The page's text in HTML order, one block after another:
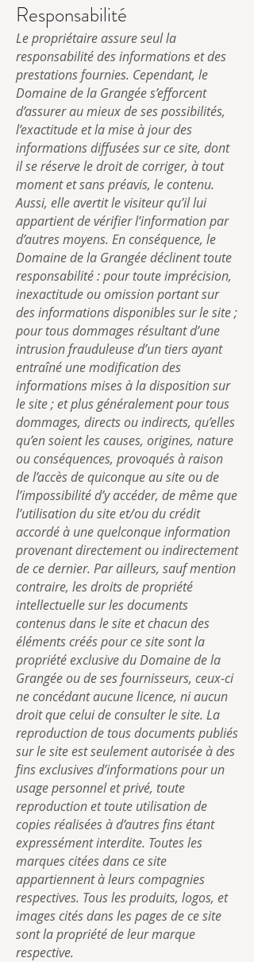
Responsabilité
Le propriétaire assure seul la
responsabilité des informations et des
prestations fournies. Cependant, le
Domaine de la Grangée s’efforcent
d’assurer au mieux de ses possibilités,
l’exactitude et la mise à jour des
informations diffusées sur ce site, dont
il se réserve le droit de corriger, à tout
moment et sans préavis, le contenu.
Aussi, elle avertit le visiteur qu’il lui
appartient de vérifier l’information par
d’autres moyens. En conséquence, le
Domaine de la Grangée déclinent toute
responsabilité : pour toute imprécision,
inexactitude ou omission portant sur
des informations disponibles sur le site ;
pour tous dommages résultant d’une
intrusion frauduleuse d’un tiers ayant
entraîné une modification des
informations mises à la disposition sur
le site ; et plus généralement pour tous
dommages, directs ou indirects, qu’elles
qu’en soient les causes, origines, nature
ou conséquences, provoqués à raison
de l’accès de quiconque au site ou de
l’impossibilité d’y accéder, de même que
l’utilisation du site et/ou du crédit
accordé à une quelconque information
provenant directement ou indirectement
de ce dernier. Par ailleurs, sauf mention
contraire, les droits de propriété
intellectuelle sur les documents
contenus dans le site et chacun des
éléments créés pour ce site sont la
propriété exclusive du Domaine de la
Grangée ou de ses fournisseurs, ceux-ci
ne concédant aucune licence, ni aucun
droit que celui de consulter le site. La
reproduction de tous documents publiés
sur le site est seulement autorisée à des
fins exclusives d’informations pour un
usage personnel et privé, toute
reproduction et toute utilisation de
copies réalisées à d’autres fins étant
expressément interdite. Toutes les
marques citées dans ce site
appartiennent à leurs compagnies
respectives. Tous les produits, logos, et
images cités dans les pages de ce site
sont la propriété de leur marque
respective.